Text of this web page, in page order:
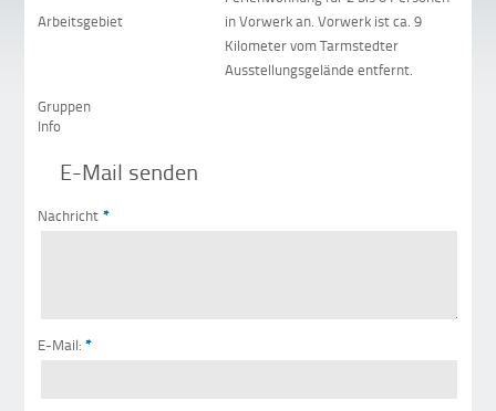
Arbeitsgebiet
in Vorwerk an. Vorwerk ist ca. 9
Kilometer vom Tarmstedter
Ausstellungsgelände entfernt.
Gruppen
Info
E-Mail senden
Nachricht *
E-Mail: *